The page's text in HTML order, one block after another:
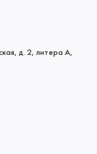
д. 2, литера А,